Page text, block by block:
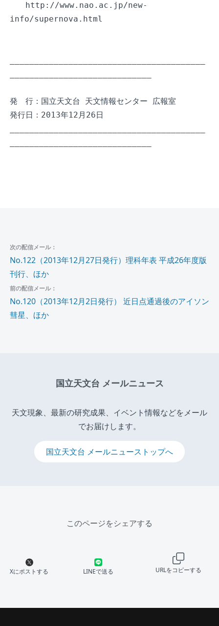
http://www.nao.ac.jp/new-
info/supernova.html
発　行：国立天文台 天文情報センター 広報室
発行日：2013年12月26日
次の配信メール：
No.122（2013年12月27日発行）理科年表 平成26年度版
刊行、ほか
前の配信メール：
No.120（2013年12月2日発行） 近日点通過後のアイソン
彗星、ほか
国立天文台 メールニュース
天文現象、最新の研究成果、イベント情報などをメール
でお届けします。
国立天文台 メールニューストップへ
このページをシェアする
Xにポストする LINEで送る URLをコピーする